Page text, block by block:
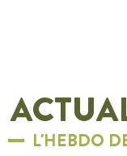
L'HEBDO